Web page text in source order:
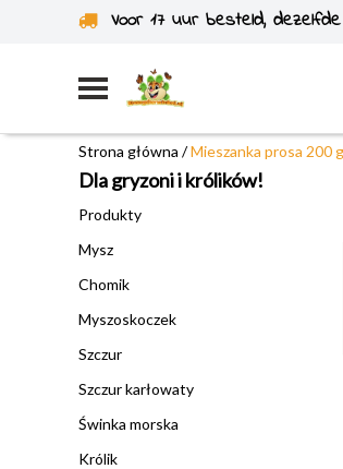
Voor 17 uur besteld,
Wysyłka z własnego magazynu
Strona główna /Mieszanka prosa 200
Dla gryzoni i królików!
Produkty
Mysz
Chomik
Myszoskoczek
Szczur
Szczur karłowaty
Świnka morska
Królik